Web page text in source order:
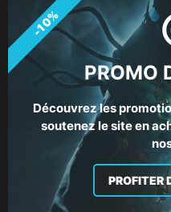
PROMO
Découvrez les
soutenez le site en
PROFITER
-10%